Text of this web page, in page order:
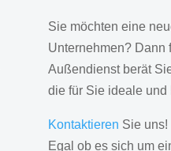
Sie möchten eine
Unternehmen? Dann
Außendienst berät
die für Sie ideale und
Kontaktieren Sie uns!
Egal ob es sich um